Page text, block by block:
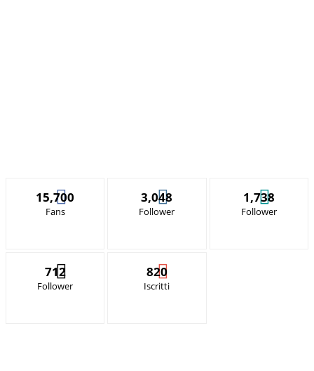
15,700
Fans
3,048
Follower
1,738
Follower
712
Follower
820
Iscritti